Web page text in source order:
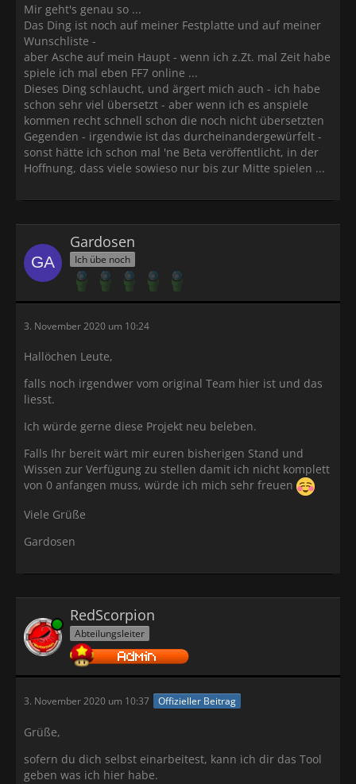
Mir geht's genau so ...
Das Ding ist noch auf meiner Festplatte und auf meiner
Wunschliste -
aber Asche auf mein Haupt - wenn ich z.Zt. mal Zeit habe
spiele ich mal eben FF7 online ...
Dieses Ding schlaucht, und ärgert mich auch - ich habe
schon sehr viel übersetzt - aber wenn ich es anspiele
kommen recht schnell schon die noch nicht übersetzten
Gegenden - irgendwie ist das durcheinandergewürfelt -
sonst hätte ich schon mal 'ne Beta veröffentlicht, in der
Hoffnung, dass viele sowieso nur bis zur Mitte spielen ...
Gardosen
Ich übe noch
3. November 2020 um 10:24
Hallöchen Leute,
falls noch irgendwer vom original Team hier ist und das
liesst.
Ich würde gerne diese Projekt neu beleben.
Falls Ihr bereit wärt mir euren bisherigen Stand und
Wissen zur Verfügung zu stellen damit ich nicht komplett
von 0 anfangen muss, würde ich mich sehr freuen
Viele Grüße
Gardosen
Online RedScorpion
Abteilungsleiter
3. November 2020 um 10:37 Offizieller Beitrag
Grüße,
sofern du dich selbst einarbeitest, kann ich dir das Tool
geben was ich hier habe.